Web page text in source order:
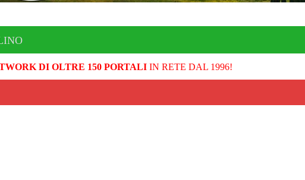
DI OLTRE 150 PORTALIIN RETE DAL 1996!